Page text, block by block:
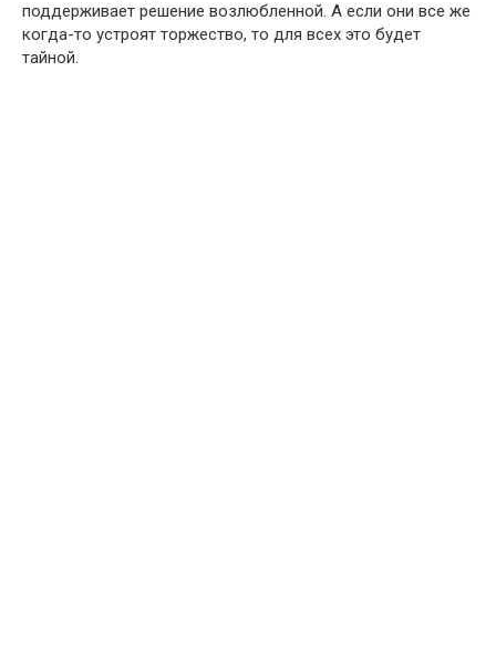
поддерживает решение возлюбленной. А если они все же
когда-то устроят торжество, то для всех это будет
тайной.